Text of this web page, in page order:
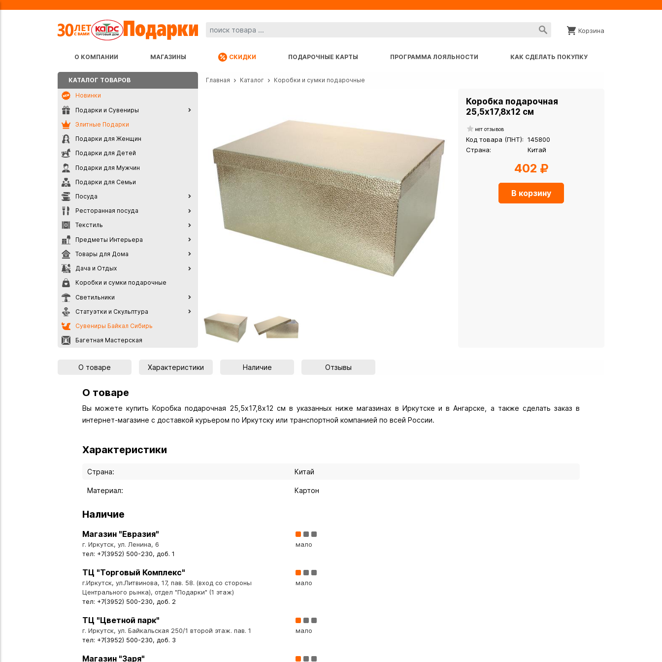
Корзина
О КОМПАНИИ МАГАЗИНЫ СКИДКИ ПОДАРОЧНЫЕ КАРТЫ ПРОГРАММА ЛОЯЛЬНОСТИ КАК СДЕЛАТЬ ПОКУПКУ
КАТАЛОГ ТОВАРОВ
Новинки
Подарки и Сувениры
Элитные Подарки
Подарки для Женщин
Подарки для Детей
Подарки для Мужчин
Подарки для Семьи
Посуда
Ресторанная посуда
Текстиль
Предметы Интерьера
Товары для Дома
Дача и Отдых
Коробки и сумки подарочные
Светильники
Статуэтки и Скульптура
Сувениры Байкал Сибирь
Багетная Мастерская
Главная Каталог Коробки и сумки подарочные
Коробка подарочная
25,5х17,8х12 см
нет отзывов
Код товара (ПНТ): 145800
Страна:
Китай
402
В корзину
О товаре Характеристики Наличие Отзывы
О товаре
Вы можете купить Коробка подарочная 25,5х17,8х12 см в указанных ниже магазинах в Иркутске и в Ангарске, а также сделать заказ в
интернет-магазине с доставкой курьером по Иркутску или транспортной компанией по всей России.
Характеристики
Страна: Китай
Материал: Картон
Наличие
Магазин "Евразия"
г. Иркутск, ул. Ленина, 6
тел: +7(3952) 500-230, доб. 1
мало
ТЦ "Торговый Комплекс"
г.Иркутск, ул.Литвинова, 17, пав. 58. (вход со стороны
Центрального рынка), отдел "Подарки" (1 этаж)
тел: +7(3952) 500-230, доб. 2
мало
ТЦ "Цветной парк"
г. Иркутск, ул. Байкальская 250/1 второй этаж. пав. 1
тел: +7(3952) 500-230, доб. 3
мало
Магазин "Заря"